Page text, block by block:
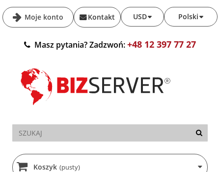
Moje konto Polski
USD
Kontakt
Masz pytania? Zadzwoń:+48 12 397 77 27
Koszyk (pusty)